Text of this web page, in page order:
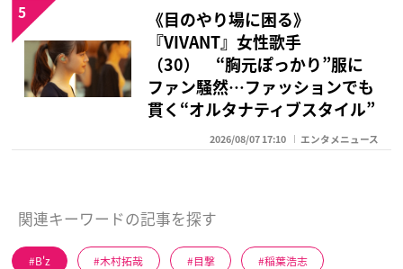
《目のやり場に困る》
『VIVANT』女性歌手
（30） “胸元ぽっかり”服に
ファン騒然…ファッションでも
貫く“オルタナティブスタイル”
2026/08/07 17:10 エンタメニュース
5
関連キーワードの記事を探す
B'z 木村拓哉 目撃 稲葉浩志